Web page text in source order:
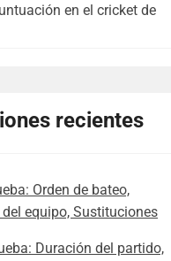
en el cricket de
recientes
Orden de bateo,
equipo, Sustituciones
Duración del partido,